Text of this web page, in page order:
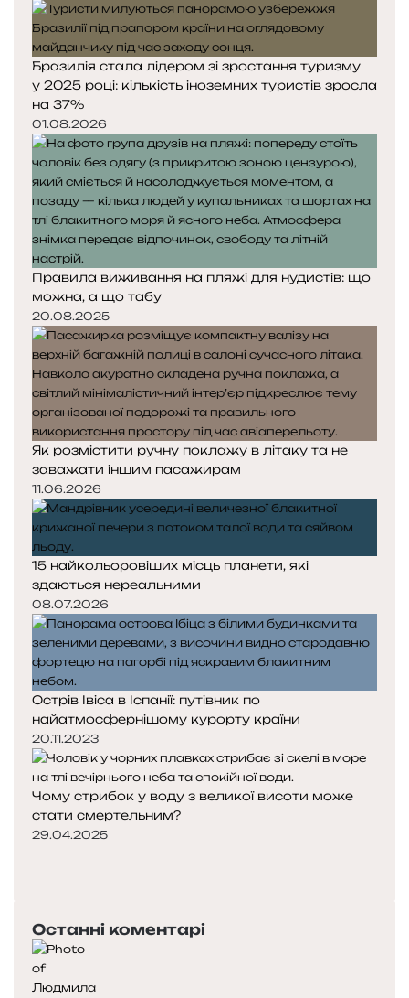
Бразилія стала лідером зі зростання туризму
у 2025 році: кількість іноземних туристів зросла
на 37%
01.08.2026
Правила виживання на пляжі для нудистів: що
можна, а що табу
20.08.2025
Як розмістити ручну поклажу в літаку та не
заважати іншим пасажирам
11.06.2026
15 найкольоровіших місць планети, які
здаються нереальними
08.07.2026
Острів Івіса в Іспанії: путівник по
найатмосфернішому курорту країни
20.11.2023
Чому стрибок у воду з великої висоти може
стати смертельним?
29.04.2025
р
е
д
н
т
у
п
н
Останні коментарі